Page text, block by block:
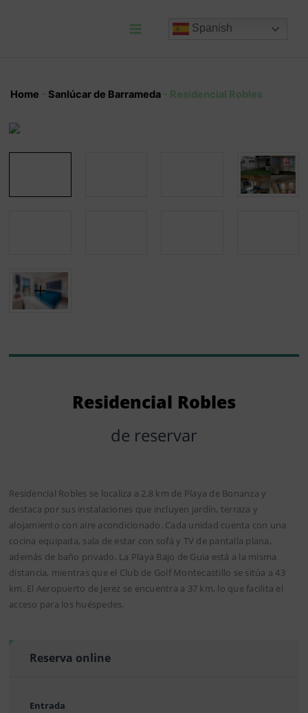
Spanish
Home - Sanlúcar de Barrameda- Residencial Robles
Residencial Robles
de reservar
Residencial Robles se localiza a 2,8 km de Playa de Bonanza y
destaca por sus instalaciones que incluyen jardín, terraza y
alojamiento con aire acondicionado. Cada unidad cuenta con una
cocina equipada, sala de estar con sofá y TV de pantalla plana,
además de baño privado. La Playa Bajo de Guia está a la misma
distancia, mientras que el Club de Golf Montecastillo se sitúa a 43
km. El Aeropuerto de Jerez se encuentra a 37 km, lo que facilita el
acceso para los huéspedes.
Reserva online
Entrada